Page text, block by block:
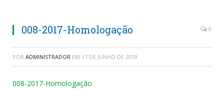
008-2017-Homologação 0
POR ADMINISTRADOR EM 17 DE JUNHO DE 2019
008-2017-Homologação